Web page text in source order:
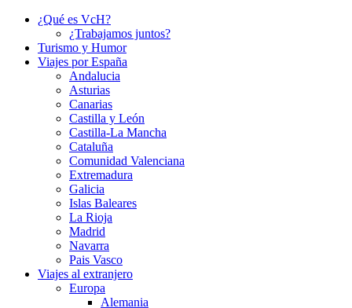
¿Qué es VcH?
¿Trabajamos juntos?
Turismo y Humor
Viajes por España
Andalucia
Asturias
Canarias
Castilla y León
Castilla-La Mancha
Cataluña
Comunidad Valenciana
Extremadura
Galicia
Islas Baleares
La Rioja
Madrid
Navarra
Pais Vasco
Viajes al extranjero
Europa
Alemania